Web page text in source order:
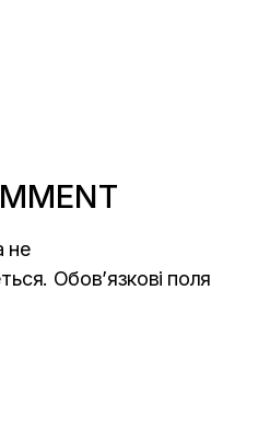
не
Обов’язкові поля